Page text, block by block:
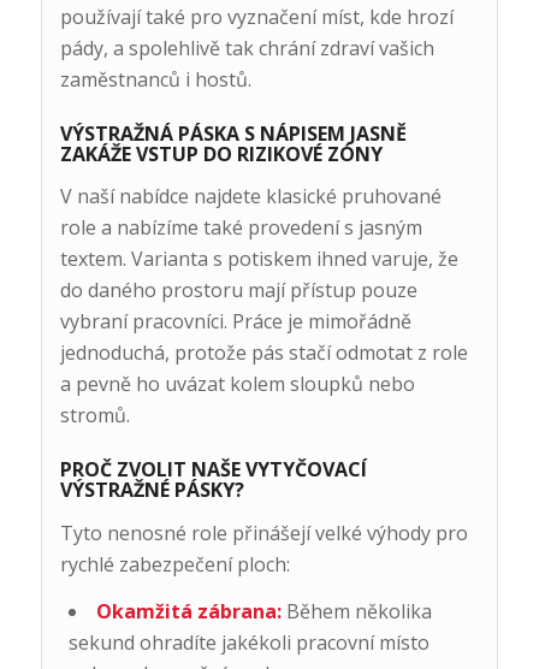
používají také pro vyznačení míst, kde hrozí
pády, a spolehlivě tak chrání zdraví vašich
zaměstnanců i hostů.
VÝSTRAŽNÁ PÁSKA S NÁPISEM JASNĚ
ZAKÁŽE VSTUP DO RIZIKOVÉ ZÓNY
V naší nabídce najdete klasické pruhované
role a nabízíme také provedení s jasným
textem. Varianta s potiskem ihned varuje, že
do daného prostoru mají přístup pouze
vybraní pracovníci. Práce je mimořádně
jednoduchá, protože pás stačí odmotat z role
a pevně ho uvázat kolem sloupků nebo
stromů.
PROČ ZVOLIT NAŠE VYTYČOVACÍ
VÝSTRAŽNÉ PÁSKY?
Tyto nenosné role přinášejí velké výhody pro
rychlé zabezpečení ploch:
Okamžitá zábrana:Během několika
sekund ohradíte jakékoli pracovní místo